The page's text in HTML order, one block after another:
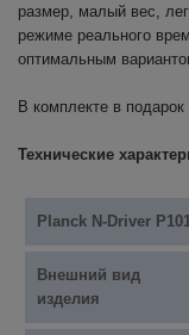
размер, малый вес,
режиме реального
оптимальным
В комплекте в
Технические
Planck N-Driver
Внешний вид
изделия